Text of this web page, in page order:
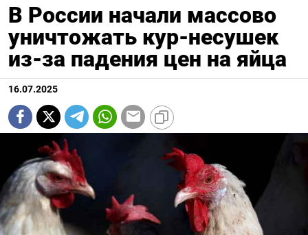
В России начали массово
уничтожать кур-несушек
из-за падения цен на яйца
16.07.2025